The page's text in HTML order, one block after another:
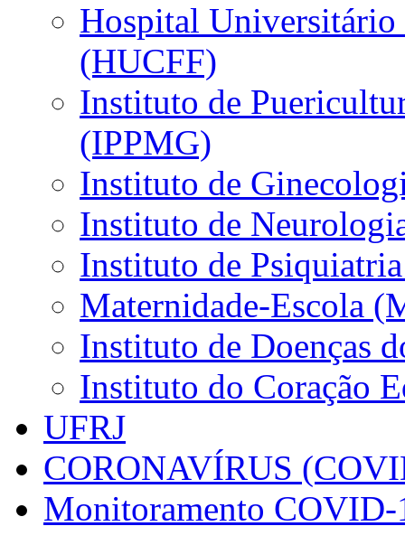
Hospital
(HUCFF)
Instituto de
(IPPMG)
Instituto de
Instituto de
Instituto de
Maternidade-Escola
Instituto de Doenças
Instituto do Coração
UFRJ
CORONAVÍRUS
Monitoramento COVID-